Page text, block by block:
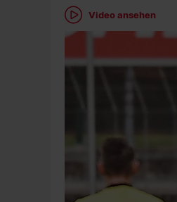
Video ansehen